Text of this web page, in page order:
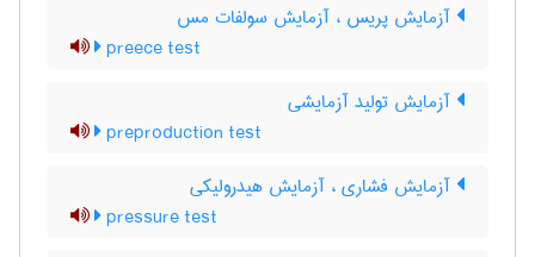
آزمایش پریس ، آزمایش سولفات مس
preece test
آزمایش تولید آزمایشی
preproduction test
آزمایش فشاری ، آزمایش هیدرولیکی
pressure test